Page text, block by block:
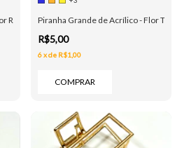
Redonda Cristais - 4 Cores
Piranha Grande de Acrílico - Flor
R$5,00
6 xde R$1,00
COMPRAR